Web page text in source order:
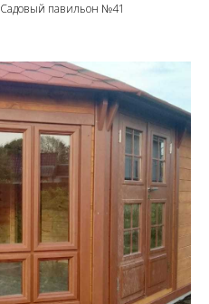
Садовый павильон №41